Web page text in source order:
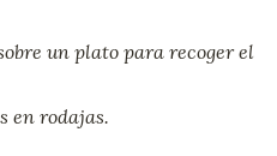
un plato para recoger el
en rodajas.